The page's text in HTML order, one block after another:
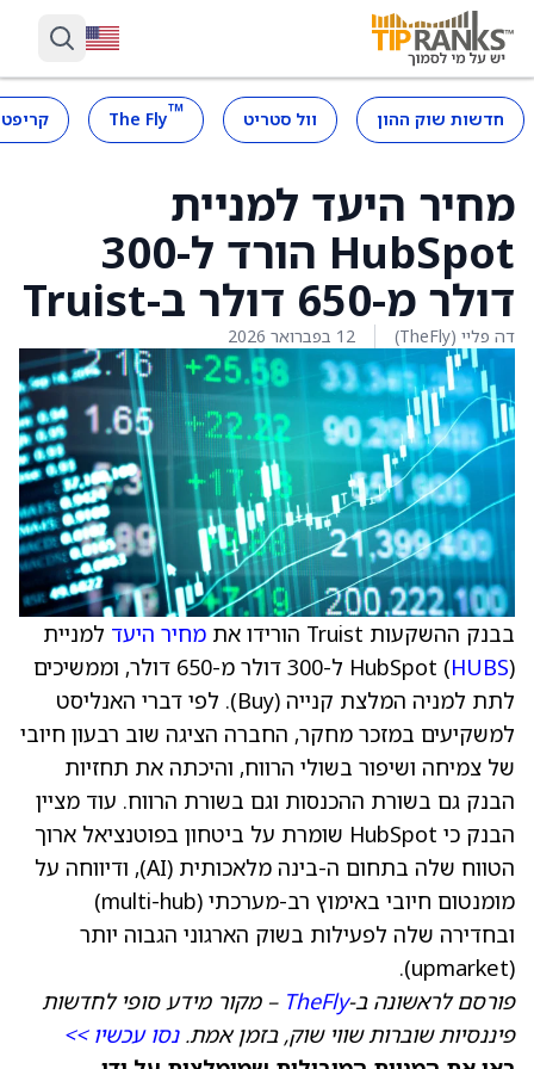
חדשות שוק ההון וול סטריט ™
The Fly
מחיר היעד למניית
HubSpot הורד ל-300
דולר מ-650 דולר ב-Truist
דה פליי (TheFly) 12 בפברואר 2026
בבנק ההשקעות Truist הורידו את מחיר היעד למניית
HubSpot (HUBS
) ל-300 דולר מ-650 דולר, וממשיכים
לתת למניה המלצת קנייה (Buy). לפי דברי האנליסט
למשקיעים במזכר מחקר, החברה הציגה שוב רבעון חיובי
של צמיחה ושיפור בשולי הרווח, והיכתה את תחזיות
הבנק גם בשורת ההכנסות וגם בשורת הרווח. עוד מציין
הבנק כי HubSpot שומרת על ביטחון בפוטנציאל ארוך
הטווח שלה בתחום ה-בינה מלאכותית (AI), ודיווחה על
מומנטום חיובי באימוץ רב-מערכתי (multi-hub)
ובחדירה שלה לפעילות בשוק הארגוני הגבוה יותר
(upmarket).
פורסם לראשונה ב-TheFly – מקור מידע סופי לחדשות
פיננסיות שוברות שווי שוק, בזמן אמת.נסו עכשיו >>